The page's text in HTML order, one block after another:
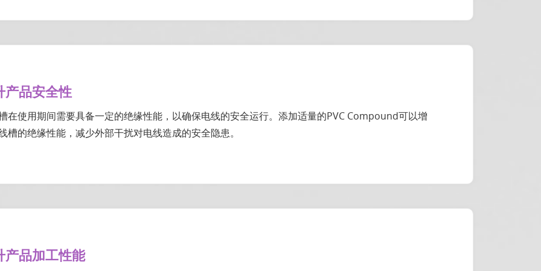
产品安全性
在使用期间需要具备一定的绝缘性能，以确保电线的安全运行。添加适量的PVC Compound可以增
槽的绝缘性能，减少外部干扰对电线造成的安全隐患。
产品加工性能